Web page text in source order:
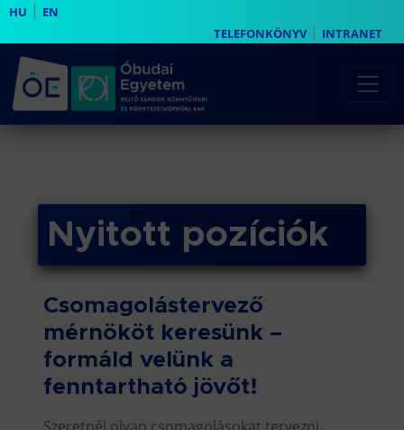
HU | EN
TELEFONKÖNYV| INTRANET
Nyitott pozíciók
Csomagolástervező
mérnököt keresünk –
formáld velünk a
fenntartható jövőt!